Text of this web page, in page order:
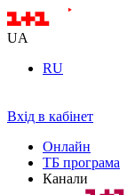
UA
RU
Вхід в кабінет
Онлайн
ТБ програма
Канали